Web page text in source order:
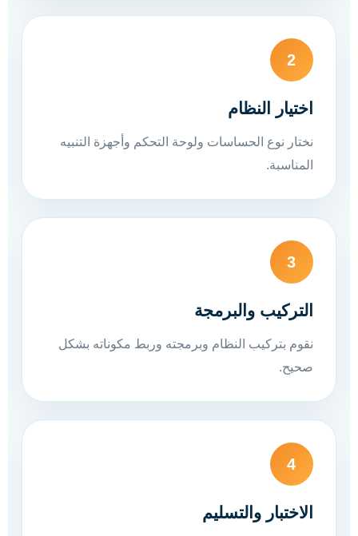
2
اختيار النظام
نختار نوع الحساسات ولوحة التحكم وأجهزة التنبيه
المناسبة.
3
التركيب والبرمجة
نقوم بتركيب النظام وبرمجته وربط مكوناته بشكل
صحيح.
4
الاختبار والتسليم